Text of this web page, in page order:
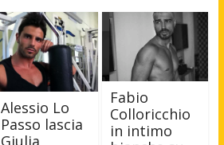
Alessio Lo
Passo lascia
Giulia
Fabio
Colloricchio
in intimo